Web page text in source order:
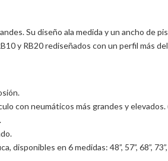
Su diseño ala medida y un ancho de
y RB20 rediseñados con un perfil más
con neumáticos más grandes y
en 6 medidas: 48”, 57”, 68”,